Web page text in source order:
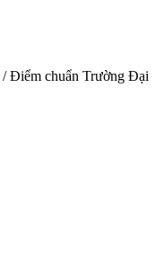
/Điểm chuẩn Trường Đại